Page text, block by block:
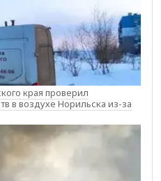
края проверил
в воздухе Норильска из-за